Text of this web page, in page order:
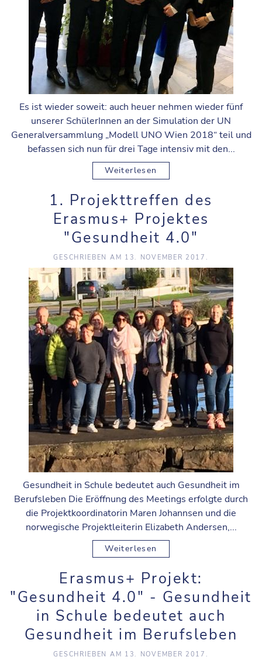
Es ist wieder soweit: auch heuer nehmen wieder fünf
unserer SchülerInnen an der Simulation der UN
Generalversammlung „Modell UNO Wien 2018“ teil und
befassen sich nun für drei Tage intensiv mit den...
Weiterlesen
1. Projekttreffen des
Erasmus+ Projektes
"Gesundheit 4.0"
GESCHRIEBEN AM 13. NOVEMBER 2017 .
Gesundheit in Schule bedeutet auch Gesundheit im
Berufsleben Die Eröffnung des Meetings erfolgte durch
die Projektkoordinatorin Maren Johannsen und die
norwegische Projektleiterin Elizabeth Andersen,...
Weiterlesen
Erasmus+ Projekt:
"Gesundheit 4.0" - Gesundheit
in Schule bedeutet auch
Gesundheit im Berufsleben
GESCHRIEBEN AM 13. NOVEMBER 2017 .